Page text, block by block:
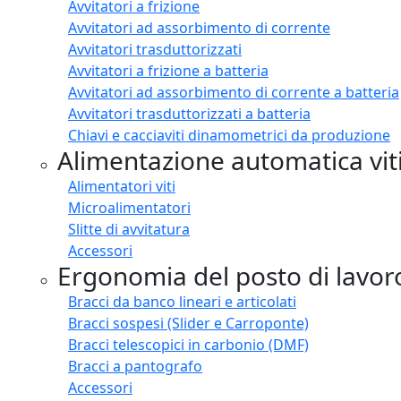
Avvitatori a frizione
Avvitatori ad assorbimento di corrente
Avvitatori trasduttorizzati
Avvitatori a frizione a batteria
Avvitatori ad assorbimento di corrente a batteria
Avvitatori trasduttorizzati a batteria
Chiavi e cacciaviti dinamometrici da produzione
Alimentazione automatica
Alimentatori viti
Microalimentatori
Slitte di avvitatura
Accessori
Ergonomia del posto di
Bracci da banco lineari e articolati
Bracci sospesi (Slider e Carroponte)
Bracci telescopici in carbonio (DMF)
Bracci a pantografo
Accessori